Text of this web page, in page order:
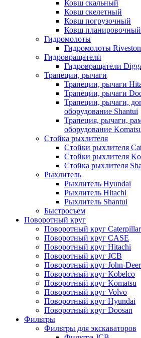
Ковш скальный
Ковш скелетный
Ковш погрузочный
Ковш планировочный
Гидромолоты
Гидромолоты
Гидровращатели
Гидровращатели
Трапеции, рычаги
Трапеции, рычаги
Трапеции, рычаги
Трапеции, рычаги,
оборудование Shantui
Трапеция, рычаги,
оборудование
Стойка рыхлителя
Стойки рыхлителя
Стойки рыхлителя
Стойка рыхлителя
Рыхлитель
Рыхлитель Hyundai
Рыхлитель Hitachi
Рыхлитель Shantui
Быстросъем
Поворотный круг
Поворотный круг
Поворотный круг CASE
Поворотный круг Hitachi
Поворотный круг JCB
Поворотный круг John-
Поворотный круг Kobelco
Поворотный круг Komatsu
Поворотный круг Volvo
Поворотный круг Hyundai
Поворотный круг Doosan
Фильтры
Фильтры для экскаваторов